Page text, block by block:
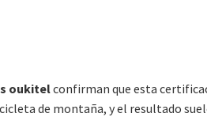
oukitelconfirman que esta
de montaña, y el resultado